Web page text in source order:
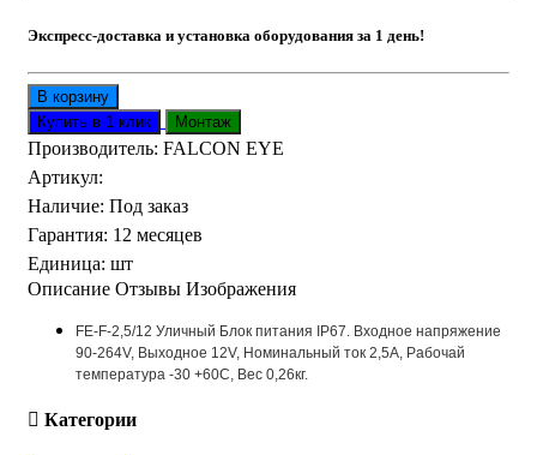
Экспресс-доставка и установка оборудования за 1 день!
Производитель: FALCON EYE
Артикул:
Наличие: Под заказ
Гарантия: 12 месяцев
Единица: шт
Описание Отзывы Изображения
FE-F-2,5/12 Уличный Блок питания IP67. Входное напряжение
90-264V, Выходное 12V, Номинальный ток 2,5A, Рабочай
температура -30 +60С, Вес 0,26кг.
Категории